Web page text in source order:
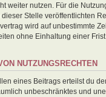
weiter nutzen. Für die
Stelle veröffentlichten
wird auf unbestimmte
ohne Einhaltung einer
NUTZUNGSRECHTEN
eines Beitrags erteilst du
unbeschränktes und